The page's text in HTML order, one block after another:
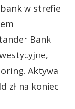
w strefie
Bank
Aktywa
zł na koniec